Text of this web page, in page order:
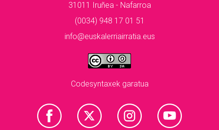
31011 Iruñea - Nafarroa
(0034) 948 17 01 51
info@euskalerriairratia.eus
Codesyntaxek garatua